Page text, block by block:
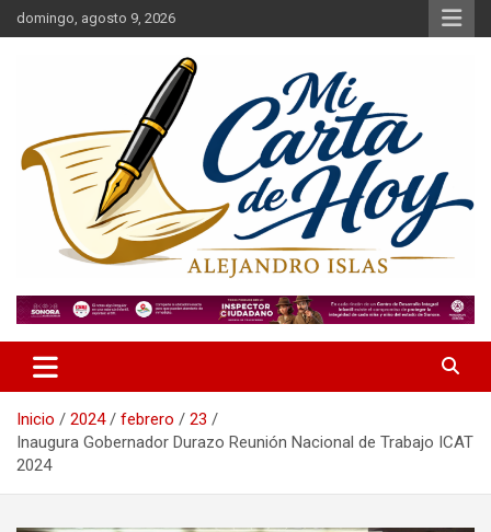
Saltar
al
domingo, agosto 9, 2026
Mi Carta de Hoy
Inicio 2024 febrero
23
Inaugura Gobernador Durazo Reunión Nacional de Trabajo ICAT
2024